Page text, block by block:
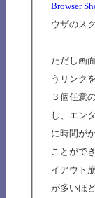
Browser
ウザのス
ただし画
うリンク
３個任意
し、エン
に時間が
ことがで
イアウト
が多いほ